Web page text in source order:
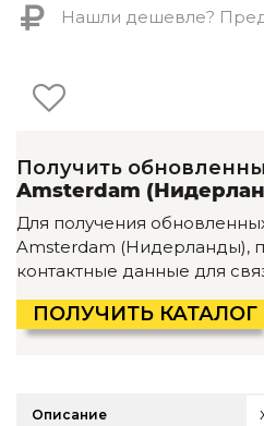
Кровати и матрасы
Консоли
Мебель по
Производство мебели на
Корпусная мебель на заказ
Шкафы и гардеробные на
Мебель для ванной
Офисная мебель
Детская мебель
Уличная и садовая мебель
Фитнес и wellness-
ROOM — Modern
Нашли дешевле?
Получить
Amsterdam
Для получения
Amsterdam (Нидерланды),
контактные данные для
ПОЛУЧИТЬ КАТАЛОГ
Описание